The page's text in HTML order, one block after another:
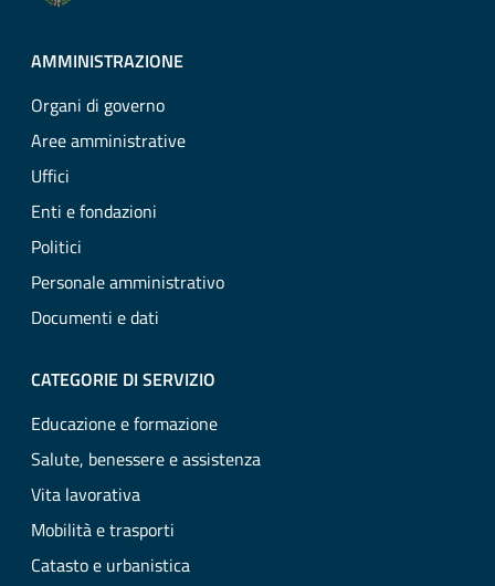
AMMINISTRAZIONE
Organi di governo
Aree amministrative
Uffici
Enti e fondazioni
Politici
Personale amministrativo
Documenti e dati
CATEGORIE DI SERVIZIO
Educazione e formazione
Salute, benessere e assistenza
Vita lavorativa
Mobilità e trasporti
Catasto e urbanistica